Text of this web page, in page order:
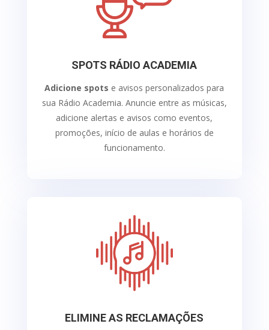
SPOTS RÁDIO ACADEMIA
Adicione spots e avisos personalizados para
sua Rádio Academia. Anuncie entre as músicas,
adicione alertas e avisos como eventos,
promoções, início de aulas e horários de
funcionamento.
ELIMINE AS RECLAMAÇÕES